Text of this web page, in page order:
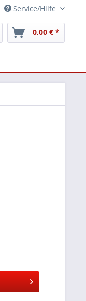
Service/Hilfe
0,00 € *